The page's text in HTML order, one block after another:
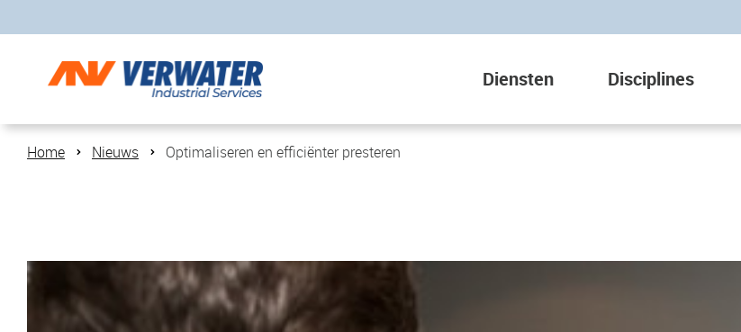
Diensten Disciplines
Home Nieuws Optimaliseren en efficiënter presteren